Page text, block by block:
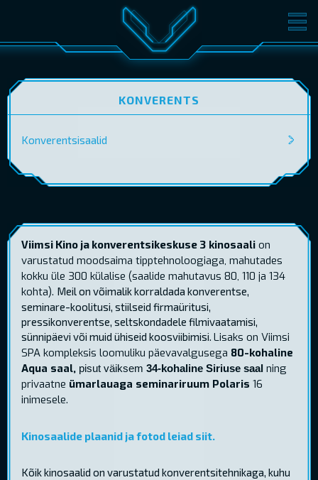
FILMID PILETID
KINOST SÜNDMUSED
KONVERENTS V-KLUBI
KONVERENTS
Konverentsisaalid
Viimsi Kino ja konverentsikeskuse 3 kinosaali on
varustatud moodsaima tipptehnoloogiaga, mahutades
kokku üle 300 külalise (saalide mahutavus 80, 110 ja 134
kohta). Meil on võimalik korraldada konverentse,
seminare-koolitusi, stiilseid firmaüritusi,
pressikonverentse, seltskondadele filmivaatamisi,
sünnipäevi või muid ühiseid koosviibimisi. Lisaks on Viimsi
SPA kompleksis loomuliku päevavalgusega 80-kohaline
Aqua saal, pisut väiksem 34-kohaline Siriuse saal ning
privaatne ümarlauaga seminariruum Polaris 16
inimesele.
Kinosaalide plaanid ja fotod leiad siit.
Kõik kinosaalid on varustatud konverentsitehnikaga, kuhu